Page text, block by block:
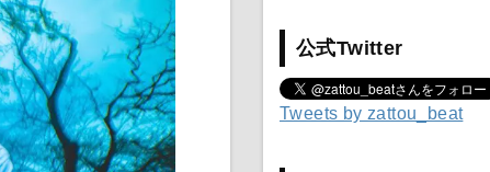
公式Twitter
Tweets by zattou_beat